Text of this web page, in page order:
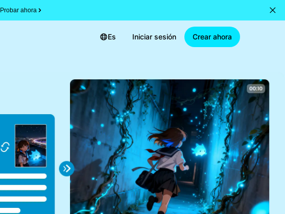
Probar ahora
Es Iniciar sesión
Crear ahora